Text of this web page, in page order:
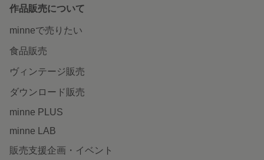
作品販売について
minneで売りたい
食品販売
ヴィンテージ販売
ダウンロード販売
minne PLUS
minne LAB
販売支援企画・イベント